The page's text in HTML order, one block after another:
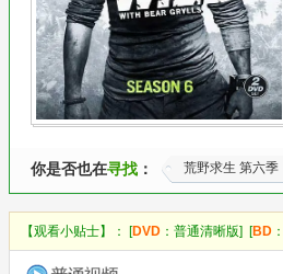
你是否也在寻找 ： 荒野求生 第六季
【观看小贴士】： [DVD ：普通清晰版] [BD